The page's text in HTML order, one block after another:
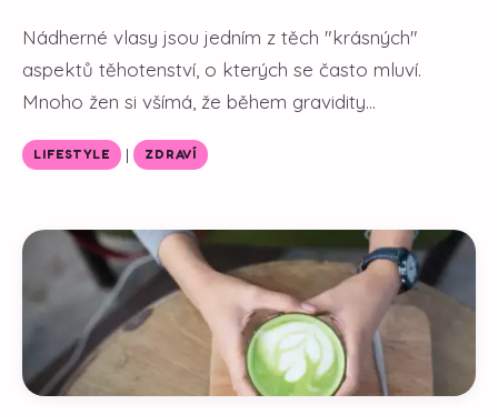
Nádherné vlasy jsou jedním z těch "krásných"
aspektů těhotenství, o kterých se často mluví.
Mnoho žen si všímá, že během gravidity...
LIFESTYLE | ZDRAVÍ